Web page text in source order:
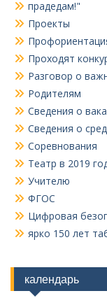
прадедам!"
Проекты
Проходят
Разговор о
Родителям
Сведения о
Сведения о
Соревнования
Театр в 2019
Учителю
ФГОС
Цифровая
ярко 150 лет
календарь